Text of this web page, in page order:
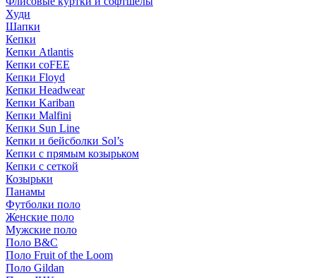
Худи
Шапки
Кепки
Кепки Atlantis
Кепки coFEE
Кепки Floyd
Кепки Headwear
Кепки Kariban
Кепки Malfini
Кепки Sun Line
Кепки и бейсболки Sol’s
Кепки с прямым козырьком
Кепки с сеткой
Козырьки
Панамы
Футболки поло
Женские поло
Мужские поло
Поло B&C
Поло Fruit of the Loom
Поло Gildan